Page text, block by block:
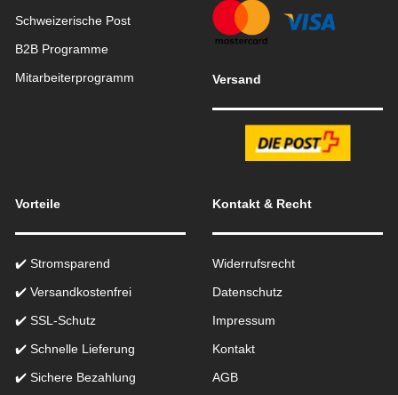
Schweizerische Post
B2B Programme
Mitarbeiterprogramm
Versand
Vorteile
✔️ Stromsparend
✔️ Versandkostenfrei
✔️ SSL-Schutz
✔️ Schnelle Lieferung
✔️ Sichere Bezahlung
Kontakt & Recht
Widerrufsrecht
Datenschutz
Impressum
Kontakt
AGB